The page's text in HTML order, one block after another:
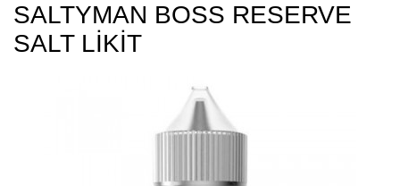
SALTYMAN BOSS RESERVE
SALT LİKİT